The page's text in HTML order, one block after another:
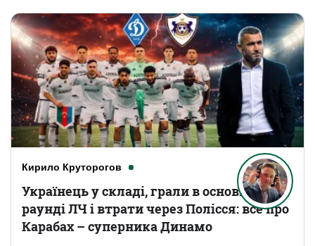
Кирило Круторогов
Українець у складі, грали в основному
раунді ЛЧ і втрати через Полісся: все про
Карабах – суперника Динамо